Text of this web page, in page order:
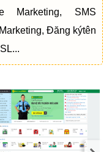
Marketing, SMS
Đăng kýtên